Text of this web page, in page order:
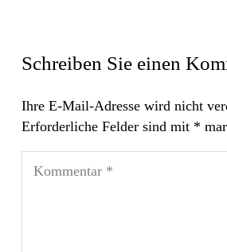
Schreiben Sie einen
Ihre E-Mail-Adresse wird nicht
Erforderliche Felder sind mit *